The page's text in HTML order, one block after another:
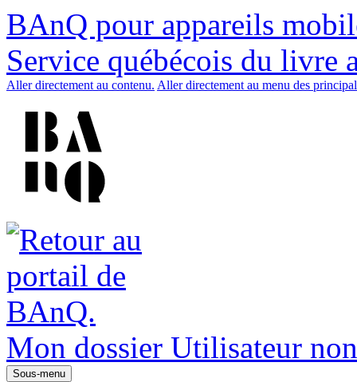
BAnQ pour appareils
Service québécois du livre
Aller directement au contenu. Aller directement au menu des
Mon dossier Utilisateur
Sous-menu